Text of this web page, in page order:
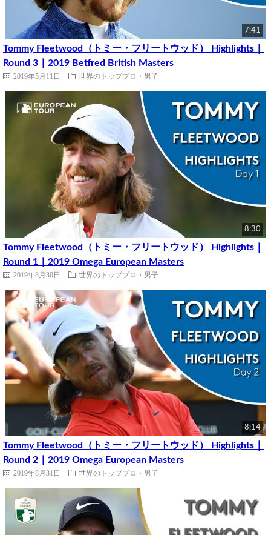
7:41
Tommy Fleetwood（トミー・フリートウッド） Highlights｜
Round 3｜2019 Betfred British Masters
2019年5月11日 世界のトッププロ・男子
8:30
Tommy Fleetwood（トミー・フリートウッド） Highlights｜
Round 1｜2019 Omega European Masters
2019年8月30日 世界のトッププロ・男子
8:14
Tommy Fleetwood（トミー・フリートウッド） Highlights｜
Round 2｜2019 Omega European Masters
2019年8月31日 世界のトッププロ・男子